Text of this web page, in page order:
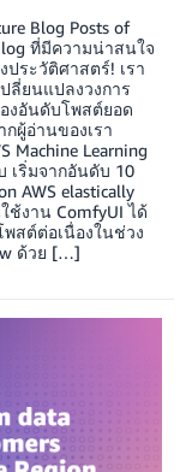
Blog Posts of
ที่มีความน่าสนใจ
ระวัติศาสตร์! เรา
ลี่ยนแปลงวงการ
งอันดับโพสต์ยอด
ผู้อ่านของเรา
Machine Learning
เริ่มจากอันดับ 10
AWS elastically
ช้งาน ComfyUI ได้
สต์ต่อเนื่องในช่วง
ด้วย […]